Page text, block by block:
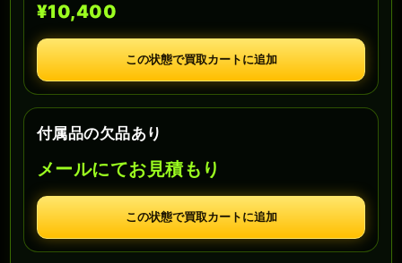
¥10,400
この状態で買取カートに追加
付属品の欠品あり
メールにてお見積もり
この状態で買取カートに追加